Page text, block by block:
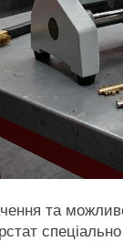
та